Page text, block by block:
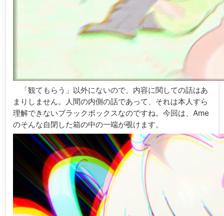
「観てもらう」以外にないので、内容に関しての話はあ
まりしません。人間の内側の話であって、それは本人すら
理解できないブラックボックスなのですね。今回は、Ame
のそんな自閉した箱の中の一端が覗けます。